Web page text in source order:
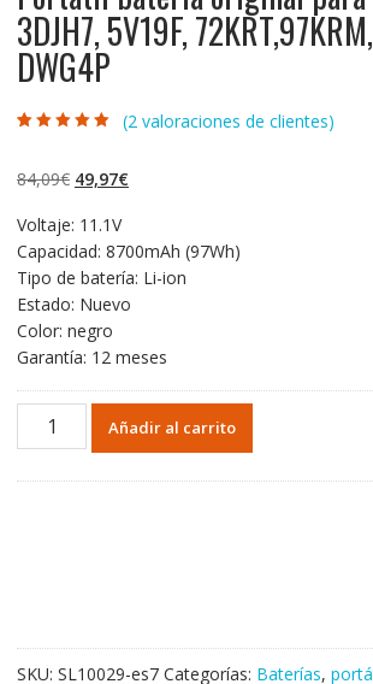
3DJH7, 5V19F,
DWG4P
valoraciones de
(2valoraciones de clientes)
84,09€ El
original
era:
84,09€.
49,97€El
es:
49,97€.
Voltaje: 11.1V
Capacidad: 8700mAh (97Wh)
Tipo de batería: Li-ion
Estado: Nuevo
Color: negro
Garantía: 12 meses
Portátil
batería
DWG4P
Añadir al carrito
SKU: SL10029-es7 Categorías: Baterías,